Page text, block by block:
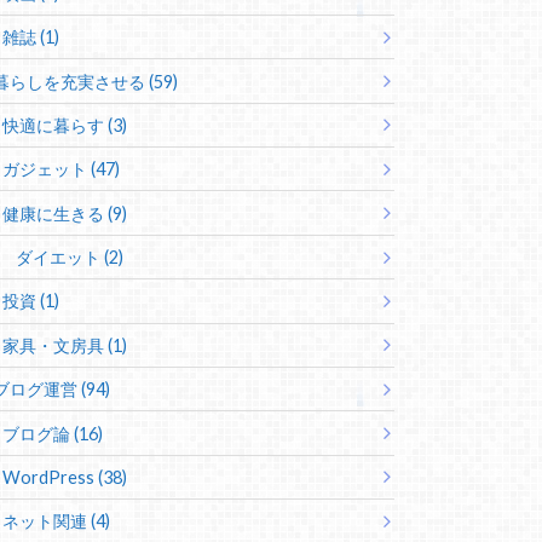
雑誌 (1)
らしを充実させる (59)
快適に暮らす (3)
ガジェット (47)
健康に生きる (9)
ダイエット (2)
投資 (1)
家具・文房具 (1)
ログ運営 (94)
ブログ論 (16)
WordPress (38)
ネット関連 (4)